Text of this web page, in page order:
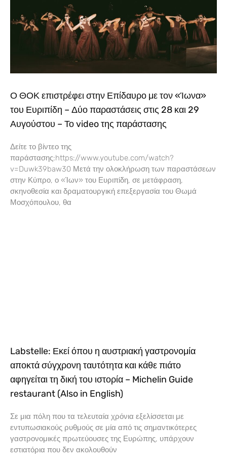
Ο ΘΟΚ επιστρέφει στην Επίδαυρο με τον «Ίωνα»
του Ευριπίδη – Δύο παραστάσεις στις 28 και 29
Αυγούστου – Το video της παράστασης
Δείτε το βίντεο της
παράστασης:https://www.youtube.com/watch?
v=Duwk39baw30 Μετά την ολοκλήρωση των παραστάσεων
στην Κύπρο, ο «Ίων» του Ευριπίδη, σε μετάφραση,
σκηνοθεσία και δραματουργική επεξεργασία του Θωμά
Μοσχόπουλου, θα
Labstelle: Εκεί όπου η αυστριακή γαστρονομία
αποκτά σύγχρονη ταυτότητα και κάθε πιάτο
αφηγείται τη δική του ιστορία – Michelin Guide
restaurant (Also in English)
Σε μια πόλη που τα τελευταία χρόνια εξελίσσεται με
εντυπωσιακούς ρυθμούς σε μία από τις σημαντικότερες
γαστρονομικές πρωτεύουσες της Ευρώπης, υπάρχουν
εστιατόρια που δεν ακολουθούν